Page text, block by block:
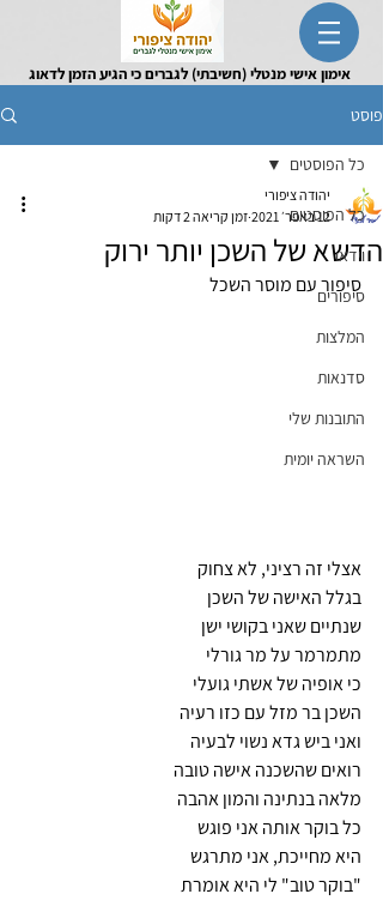
אימון אישי מנטלי (חשיבתי) לגברים כי הגיע הזמן לדאוג
פוסט
כל הפוסטים
וידאו
סיפורים
המלצות
סדנאות
התובנות שלי
השראה יומית
כל הפוסטים
הדשא של השכן יותר ירוק
יהודה ציפורי
12 באפר׳ 2021
זמן קריאה 2 דקות
סיפור עם מוסר השכל
אצלי זה רציני, לא צחוק
בגלל האישה של השכן
שנתיים שאני בקושי ישן
מתמרמר על מר גורלי
כי אופיה של אשתי גועלי
השכן בר מזל עם כזו רעיה
ואני ביש גדא נשוי לבעיה
רואים שהשכנה אישה טובה
מלאה בנתינה והמון אהבה
כל בוקר אותה אני פוגש
היא מחייכת, אני מתרגש
"בוקר טוב" לי היא אומרת